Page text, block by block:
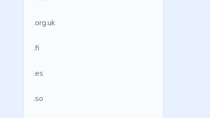
.org.uk
.fi
.es
.so